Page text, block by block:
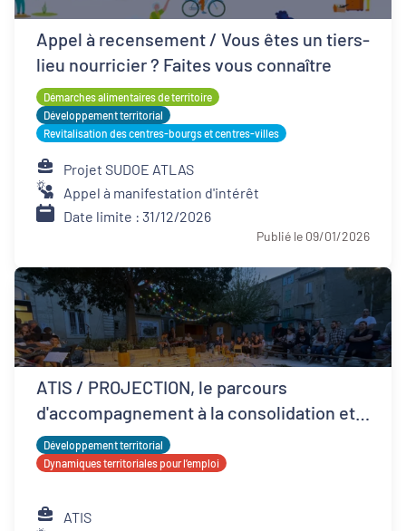
Appel à recensement / Vous êtes un tiers-
lieu nourricier ? Faites vous connaître
Démarches alimentaires de territoire
Développement territorial
Revitalisation des centres-bourgs et centres-villes
Projet SUDOE ATLAS
Appel à manifestation d'intérêt
Date limite : 31/12/2026
Publié le 09/01/2026
ATIS / PROJECTION, le parcours
d'accompagnement à la consolidation et
développement ESS
Développement territorial
Dynamiques territoriales pour l’emploi
ATIS